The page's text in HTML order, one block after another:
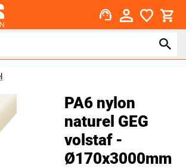
support_agent
PA6 nylon
naturel GEG
volstaf -
Ø170x3000mm